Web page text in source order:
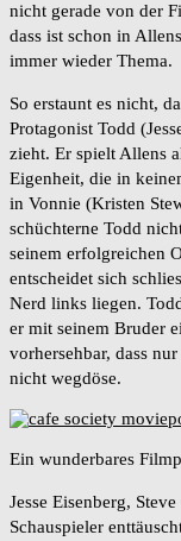
nicht gerade von der
dass ist schon in
immer wieder Thema.
So erstaunt es nicht,
Protagonist Todd
zieht. Er spielt Allens
Eigenheit, die in
in Vonnie (Kristen
schüchterne Todd
seinem erfolgreichen
entscheidet sich
Nerd links liegen.
er mit seinem Bruder
vorhersehbar, dass
nicht wegdöse.
Ein wunderbares
Jesse Eisenberg,
Schauspieler